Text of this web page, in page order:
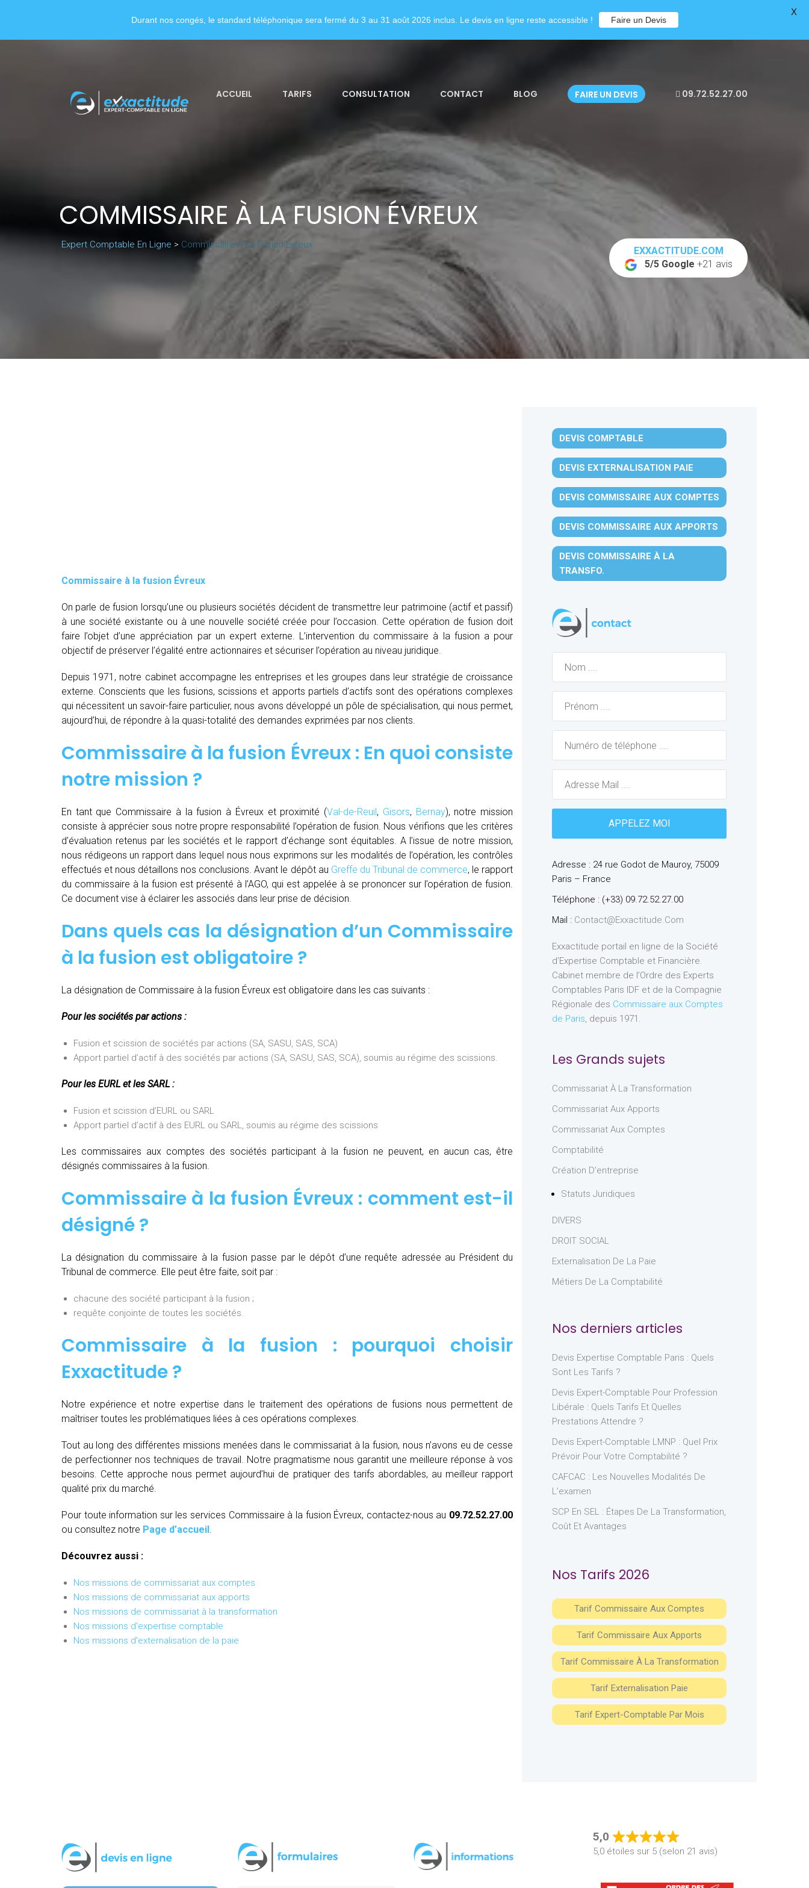
ACCUEIL TARIFS CONSULTATION CONTACT BLOG FAIRE UN DEVIS 09.72.52.27.00
COMMISSAIRE À LA FUSION ÉVREUX
Expert Comptable En Ligne > Commissaire À La Fusion Évreux
EXXACTITUDE.COM
5/5 Google +21 avis
Commissaire à la fusion Évreux
On parle de fusion lorsqu’une ou plusieurs sociétés décident de transmettre leur patrimoine (actif et passif)
à une société existante ou à une nouvelle société créée pour l’occasion. Cette opération de fusion doit
faire l’objet d’une appréciation par un expert externe. L’intervention du commissaire à la fusion a pour
objectif de préserver l’égalité entre actionnaires et sécuriser l’opération au niveau juridique.
Depuis 1971, notre cabinet accompagne les entreprises et les groupes dans leur stratégie de croissance
externe. Conscients que les fusions, scissions et apports partiels d’actifs sont des opérations complexes
qui nécessitent un savoir-faire particulier, nous avons développé un pôle de spécialisation, qui nous permet,
aujourd’hui, de répondre à la quasi-totalité des demandes exprimées par nos clients.
Commissaire à la fusion Évreux : En quoi consiste
notre mission ?
En tant que Commissaire à la fusion à Évreux et proximité (Val-de-Reuil, Gisors, Bernay), notre mission
consiste à apprécier sous notre propre responsabilité l’opération de fusion. Nous vérifions que les critères
d’évaluation retenus par les sociétés et le rapport d’échange sont équitables. A l’issue de notre mission,
nous rédigeons un rapport dans lequel nous nous exprimons sur les modalités de l’opération, les contrôles
effectués et nous détaillons nos conclusions. Avant le dépôt au Greffe du Tribunal de commerce, le rapport
du commissaire à la fusion est présenté à l’AGO, qui est appelée à se prononcer sur l’opération de fusion.
Ce document vise à éclairer les associés dans leur prise de décision.
Dans quels cas la désignation d’un Commissaire
à la fusion est obligatoire ?
La désignation de Commissaire à la fusion Évreux est obligatoire dans les cas suivants :
Pour les sociétés par actions :
Fusion et scission de sociétés par actions (SA, SASU, SAS, SCA)
Apport partiel d’actif à des sociétés par actions (SA, SASU, SAS, SCA), soumis au régime des scissions.
Pour les EURL et les SARL :
Fusion et scission d’EURL ou SARL
Apport partiel d’actif à des EURL ou SARL, soumis au régime des scissions
Les commissaires aux comptes des sociétés participant à la fusion ne peuvent, en aucun cas, être
désignés commissaires à la fusion.
Commissaire à la fusion Évreux : comment est-il
désigné ?
La désignation du commissaire à la fusion passe par le dépôt d’une requête adressée au Président du
Tribunal de commerce. Elle peut être faite, soit par :
chacune des société participant à la fusion ;
requête conjointe de toutes les sociétés.
Commissaire à la fusion : pourquoi choisir
Exxactitude ?
Notre expérience et notre expertise dans le traitement des opérations de fusions nous permettent de
maîtriser toutes les problématiques liées à ces opérations complexes.
Tout au long des différentes missions menées dans le commissariat à la fusion, nous n’avons eu de cesse
de perfectionner nos techniques de travail. Notre pragmatisme nous garantit une meilleure réponse à vos
besoins. Cette approche nous permet aujourd’hui de pratiquer des tarifs abordables, au meilleur rapport
qualité prix du marché.
Pour toute information sur les services Commissaire à la fusion Évreux, contactez-nous au 09.72.52.27.00
ou consultez notre Page d’accueil.
Découvrez aussi :
Nos missions de commissariat aux comptes
Nos missions de commissariat aux apports
Nos missions de commissariat à la transformation
Nos missions d'expertise comptable
Nos missions d'externalisation de la paie
DEVIS COMPTABLE
DEVIS EXTERNALISATION PAIE
DEVIS COMMISSAIRE AUX COMPTES
DEVIS COMMISSAIRE AUX APPORTS
DEVIS COMMISSAIRE À LA
TRANSFO.
Adresse : 24 rue Godot de Mauroy, 75009
Paris – France
Téléphone : (+33) 09.72.52.27.00
Mail : Contact@exxactitude.com
Exxactitude portail en ligne de la Société
d’Expertise Comptable et Financière.
Cabinet membre de l’Ordre des Experts
Comptables Paris IDF et de la Compagnie
Régionale des Commissaire aux Comptes
de Paris, depuis 1971.
Les Grands sujets
Commissariat À La Transformation
Commissariat Aux Apports
Commissariat Aux Comptes
Comptabilité
Création D'entreprise
Statuts Juridiques
DIVERS
DROIT SOCIAL
Externalisation De La Paie
Métiers De La Comptabilité
Nos derniers articles
Devis Expertise Comptable Paris : Quels
Sont Les Tarifs ?
Devis Expert-Comptable Pour Profession
Libérale : Quels Tarifs Et Quelles
Prestations Attendre ?
Devis Expert-Comptable LMNP : Quel Prix
Prévoir Pour Votre Comptabilité ?
CAFCAC : Les Nouvelles Modalités De
L’examen
SCP En SEL : Étapes De La Transformation,
Coût Et Avantages
Nos Tarifs 2026
Tarif Commissaire Aux Comptes
Tarif Commissaire Aux Apports
Tarif Commissaire À La Transformation
Tarif Externalisation Paie
Tarif Expert-Comptable Par Mois
5,0
Rated
5,0
5,0 étoiles sur 5 (selon 21 avis)
Durant nos congés, le standard téléphonique sera fermé du 3 au 31 août 2026 inclus. Le devis en ligne reste accessible ! Faire un Devis
X